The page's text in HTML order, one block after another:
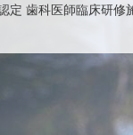
定 歯科医師臨床研